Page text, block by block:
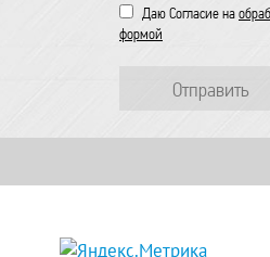
Даю Согласие на
формой
Отправить